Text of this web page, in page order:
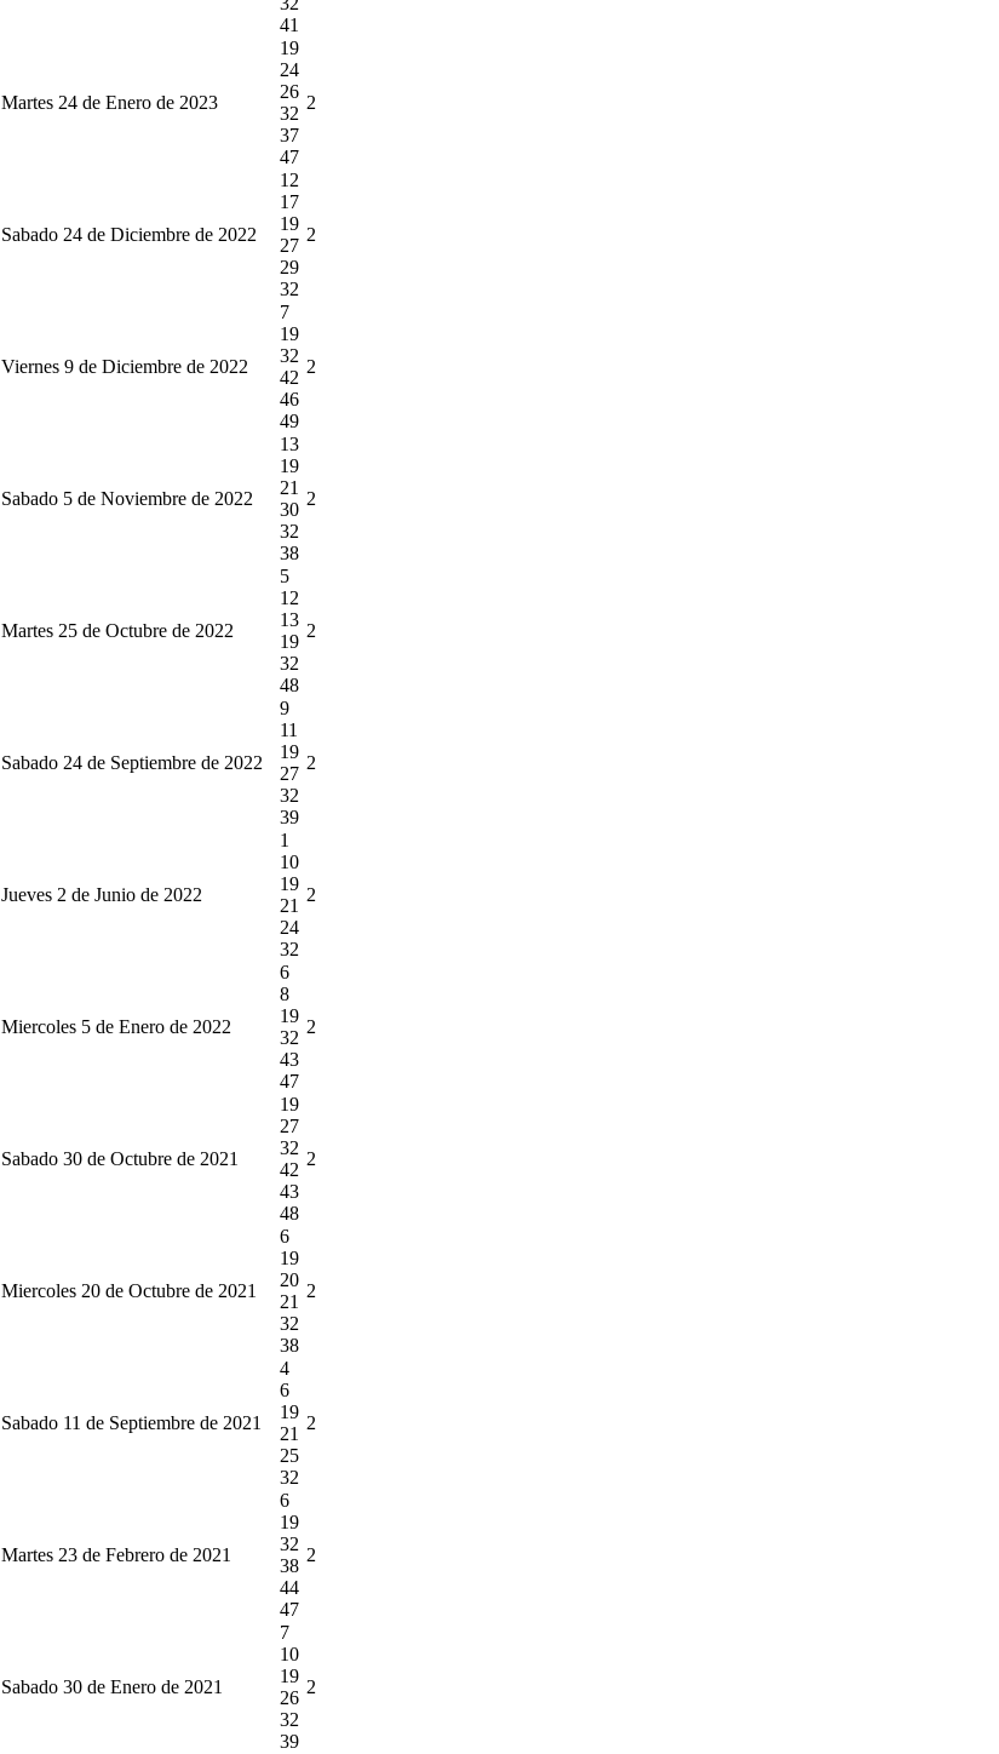
41
Martes 24 de Enero de 2023
19
24
26
32
37
47
2
Sabado 24 de Diciembre de 2022
12
17
19
27
29
32
2
Viernes 9 de Diciembre de 2022
7
19
32
42
46
49
2
Sabado 5 de Noviembre de 2022
13
19
21
30
32
38
2
Martes 25 de Octubre de 2022
5
12
13
19
32
48
2
Sabado 24 de Septiembre de 2022
9
11
19
27
32
39
2
Jueves 2 de Junio de 2022
1
10
19
21
24
32
2
Miercoles 5 de Enero de 2022
6
8
19
32
43
47
2
Sabado 30 de Octubre de 2021
19
27
32
42
43
48
2
Miercoles 20 de Octubre de 2021
6
19
20
21
32
38
2
Sabado 11 de Septiembre de 2021
4
6
19
21
25
32
2
Martes 23 de Febrero de 2021
6
19
32
38
44
47
2
Sabado 30 de Enero de 2021
7
10
19
26
32
39
2